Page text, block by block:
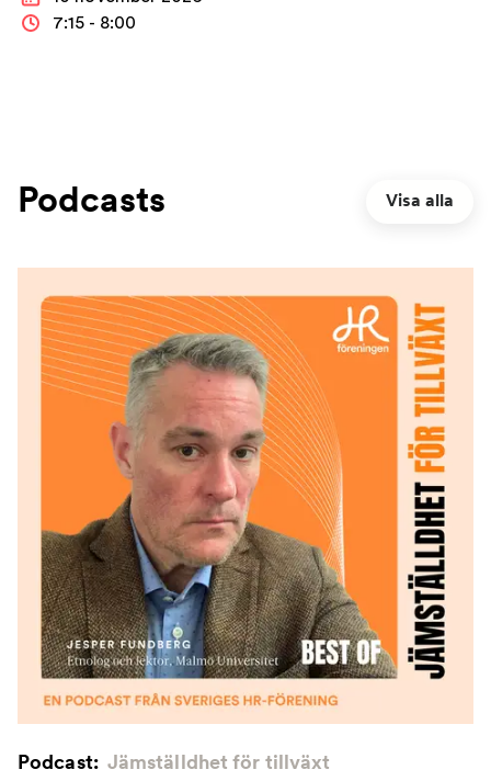
7:15 - 8:00
Podcast: Jämställdhet för tillväxt
Podcasts Visa alla